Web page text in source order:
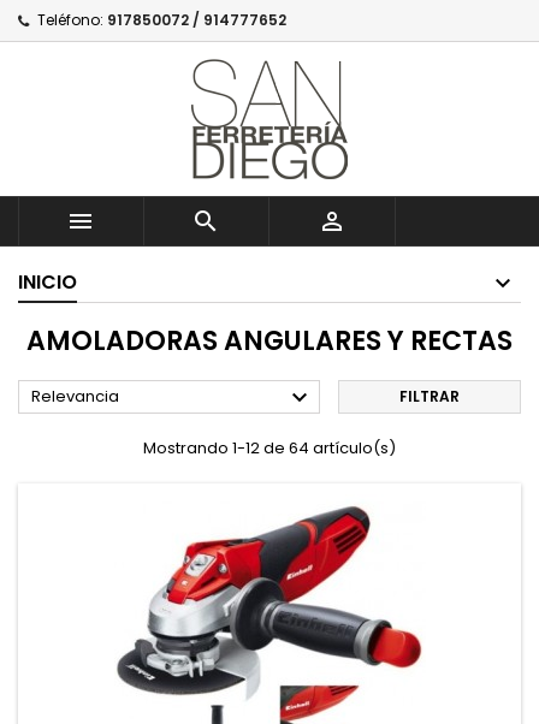
Teléfono: 917850072 / 914777652
  
INICIO
AMOLADORAS ANGULARES Y RECTAS
Relevancia  FILTRAR
Mostrando 1-12 de 64 artículo(s)